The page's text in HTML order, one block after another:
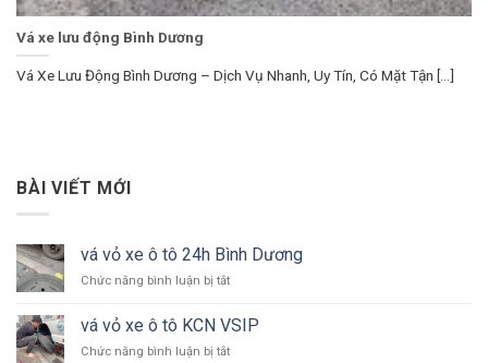
Vá xe lưu động Bình Dương
Vá Xe Lưu Động Bình Dương – Dịch Vụ Nhanh, Uy Tín, Có Mặt Tận [...]
BÀI VIẾT MỚI
vá vỏ xe ô tô 24h Bình Dương
Chức năng bình luận bị tắtở
vỏ
xe
ô
vá vỏ xe ô tô KCN VSIP
Chức năng bình luận bị tắtở